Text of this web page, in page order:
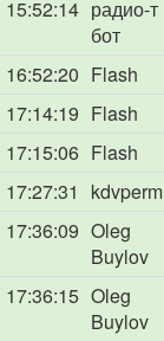
15:52:14 радио-т
бот
16:52:20 Flash
17:14:19 Flash
17:15:06 Flash
17:27:31
kdvperm
17:36:09 Oleg
Buylov
17:36:15 Oleg
Buylov